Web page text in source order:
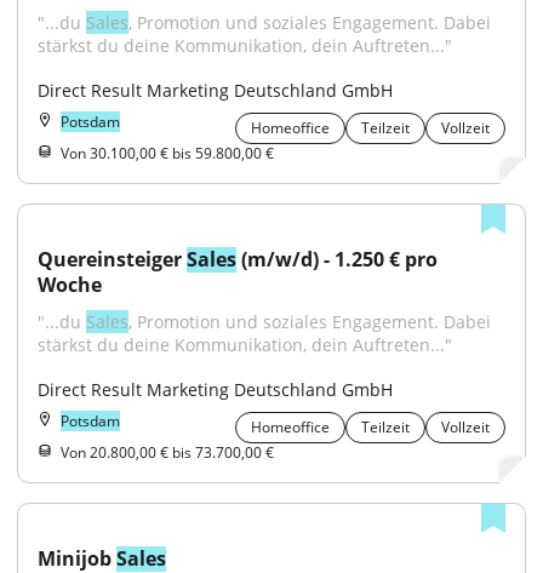
"...du Sales, Promotion und soziales Engagement. Dabei
stärkst du deine Kommunikation, dein Auftreten..."
Direct Result Marketing Deutschland GmbH
Potsdam Homeoffice Teilzeit
Vollzeit
Von 30.100,00 € bis 59.800,00 €
Quereinsteiger Sales (m/w/d) - 1.250 € pro
Woche
"...du Sales, Promotion und soziales Engagement. Dabei
stärkst du deine Kommunikation, dein Auftreten..."
Direct Result Marketing Deutschland GmbH
Potsdam Homeoffice Teilzeit
Vollzeit
Von 20.800,00 € bis 73.700,00 €
Minijob Sales